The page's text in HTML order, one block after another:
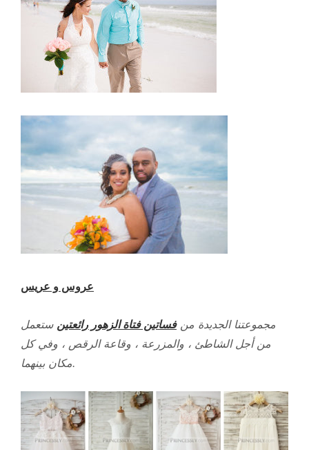
عروس و عريس
مجموعتنا الجديدة منفساتين فتاة الزهور رائعتين ستعمل
من أجل الشاطئ ، والمزرعة ، وقاعة الرقص ، وفي كل
مكان بينهما.